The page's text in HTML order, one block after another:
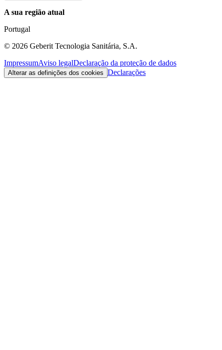
A sua região atual
Portugal
© 2026 Geberit Tecnologia Sanitária, S.A.
ImpressumAviso legalDeclaração da proteção de dados
Alterar as definições dos cookies Declarações